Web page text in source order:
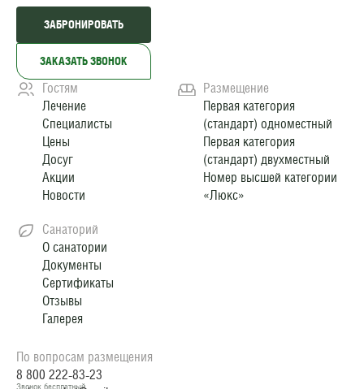
ЗАБРОНИРОВАТЬ
ЗАКАЗАТЬ ЗВОНОК
Гостям
Лечение
Специалисты
Цены
Досуг
Акции
Новости
Размещение
Первая категория
(стандарт) одноместный
Первая категория
(стандарт) двухместный
Номер высшей категории
«Люкс»
Санаторий
О санатории
Документы
Сертификаты
Отзывы
Галерея
По вопросам размещения
8 800 222-83-23
Звонок бесплатный